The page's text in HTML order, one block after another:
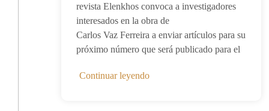
revista Elenkhos convoca a investigadores
interesados en la obra de
Carlos Vaz Ferreira a enviar artículos para su
próximo número que será publicado para el
Continuar leyendo